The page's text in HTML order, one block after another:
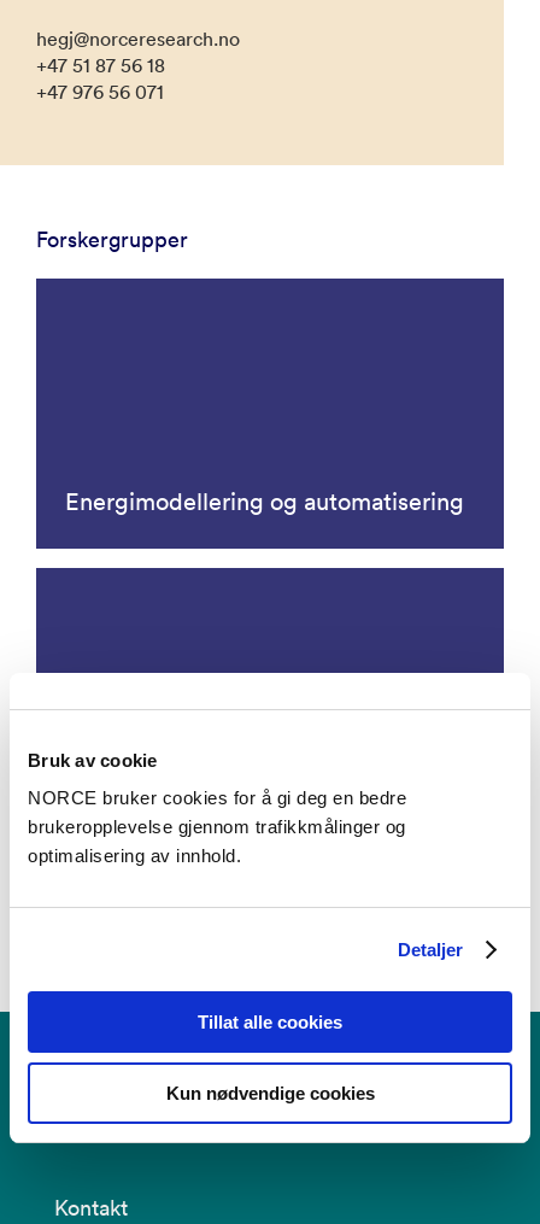
Bruk av cookie
NORCE bruker cookies for å gi deg en bedre
brukeropplevelse gjennom trafikkmålinger og
optimalisering av innhold.
Detaljer
Tillat alle cookies
Kun nødvendige cookies
hegj@norceresearch.no
+47 51 87 56 18
+47 976 56 071
Forskergrupper
Energimodellering og automatisering
Brønnoperasjoner og risikostyring
Kontakt